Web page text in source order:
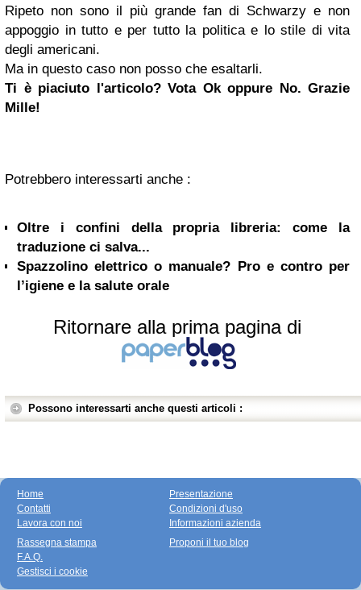
Ripeto non sono il più grande fan di Schwarzy e non
appoggio in tutto e per tutto la politica e lo stile di vita
degli americani.
Ma in questo caso non posso che esaltarli.
Ti è piaciuto l'articolo? Vota Ok oppure No. Grazie
Mille!
Potrebbero interessarti anche :
Oltre i confini della propria libreria: come la
traduzione ci salva...
Spazzolino elettrico o manuale? Pro e contro per
l’igiene e la salute orale
Ritornare alla prima pagina di
Possono interessarti anche questi articoli :
Home
Contatti
Lavora con noi
Presentazione
Condizioni d'uso
Informazioni azienda
Rassegna stampa
F.A.Q.
Gestisci i cookie
Proponi il tuo blog